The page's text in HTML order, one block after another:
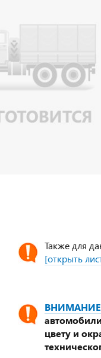
Также для
[открыть
ВНИМАНИЕ
цвету и